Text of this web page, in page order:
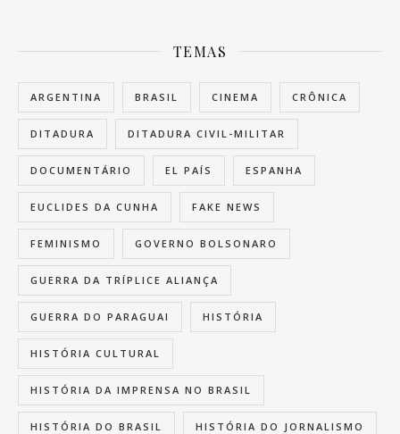
TEMAS
ARGENTINA BRASIL CINEMA CRÔNICA
DITADURA DITADURA CIVIL-MILITAR
DOCUMENTÁRIO EL PAÍS ESPANHA
EUCLIDES DA CUNHA FAKE NEWS
FEMINISMO GOVERNO BOLSONARO
GUERRA DA TRÍPLICE ALIANÇA
GUERRA DO PARAGUAI HISTÓRIA
HISTÓRIA CULTURAL
HISTÓRIA DA IMPRENSA NO BRASIL
HISTÓRIA DO BRASIL HISTÓRIA DO JORNALISMO